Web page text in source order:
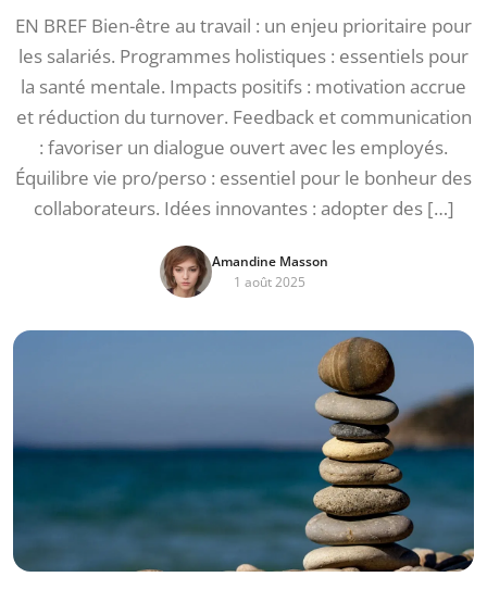
EN BREF Bien-être au travail : un enjeu prioritaire pour
les salariés. Programmes holistiques : essentiels pour
la santé mentale. Impacts positifs : motivation accrue
et réduction du turnover. Feedback et communication
: favoriser un dialogue ouvert avec les employés.
Équilibre vie pro/perso : essentiel pour le bonheur des
collaborateurs. Idées innovantes : adopter des […]
Amandine Masson
1 août 2025